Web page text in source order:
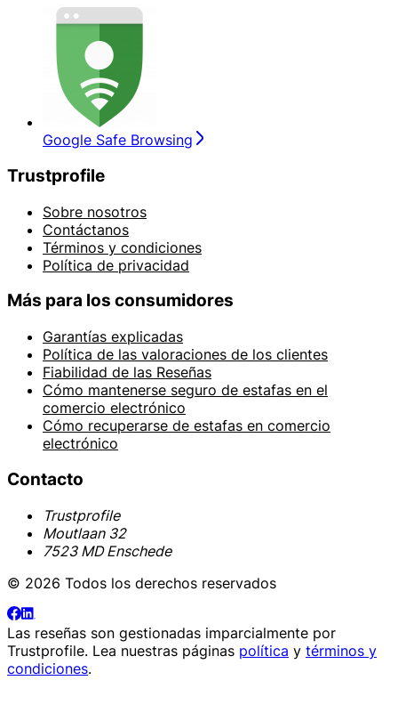
Google Safe Browsing
Trustprofile
Sobre nosotros
Contáctanos
Términos y condiciones
Política de privacidad
Más para los consumidores
Garantías explicadas
Política de las valoraciones de los clientes
Fiabilidad de las Reseñas
Cómo mantenerse seguro de estafas en el
comercio electrónico
Cómo recuperarse de estafas en comercio
electrónico
Contacto
Trustprofile
Moutlaan 32
7523 MD Enschede
© 2026 Todos los derechos reservados
Las reseñas son gestionadas imparcialmente por
Trustprofile. Lea nuestras páginas política y términos y
condiciones.